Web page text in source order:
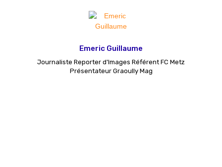
Emeric Guillaume
Journaliste Reporter d'Images Référent FC Metz
Présentateur Graoully Mag